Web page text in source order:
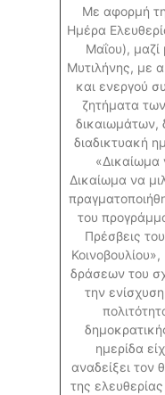
Με αφορμή
Ημέρα
Μαΐου),
Μυτιλήνης, με
και ενεργού
ζητήματα
δικαιωμάτων,
διαδικτυακή
«Δικαίωμα
Δικαίωμα να
του
Πρέσβεις
δράσεων του
την
ημερίδα
αναδείξει τον
της